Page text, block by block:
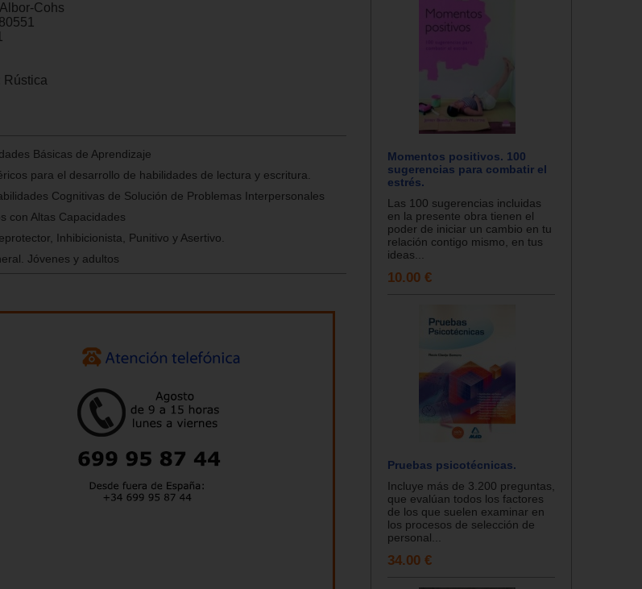
Cohs
Rústica
Básicas de Aprendizaje
para el desarrollo de habilidades de lectura y escritura.
Cognitivas de Solución de Problemas Interpersonales
con Altas Capacidades
Inhibicionista, Punitivo y Asertivo.
Jóvenes y adultos
Momentos positivos. 100
sugerencias para combatir el
estrés.
Las 100 sugerencias incluidas
en la presente obra tienen el
poder de iniciar un cambio en tu
relación contigo mismo, en tus
ideas...
10.00 €
Pruebas psicotécnicas.
Incluye más de 3.200 preguntas,
que evalúan todos los factores
de los que suelen examinar en
los procesos de selección de
personal...
34.00 €